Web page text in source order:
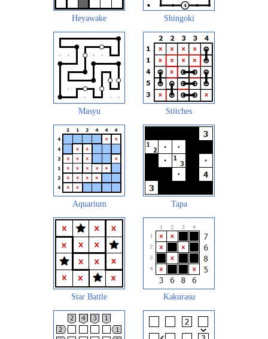
Heyawake Shingoki
Masyu Stitches
Aquarium Tapa
Star Battle Kakurasu